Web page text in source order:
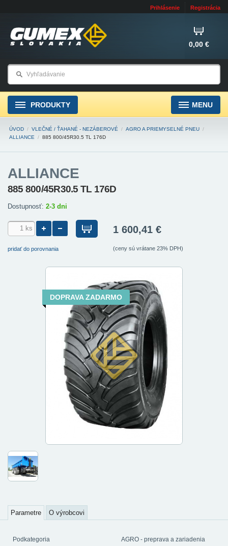
Prihlásenie Registrácia
0,00 €
PRODUKTY MENU
ÚVOD / VLEČNÉ / ŤAHANÉ - NEZÁBEROVÉ / AGRO A PRIEMYSELNÉ PNEU /
ALLIANCE
/ 885 800/45R30.5 TL 176D
ALLIANCE
885 800/45R30.5 TL 176D
Dostupnosť: 2-3 dni
pridať do porovnania
1 600,41 €
(ceny sú vrátane 23% DPH)
DOPRAVA ZADARMO
Parametre O výrobcovi
Podkategoria AGRO - preprava a zariadenia